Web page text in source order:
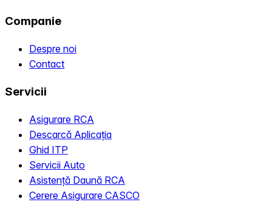
Companie
Despre noi
Contact
Servicii
Asigurare RCA
Descarcă Aplicația
Ghid ITP
Servicii Auto
Asistență Daună RCA
Cerere Asigurare CASCO